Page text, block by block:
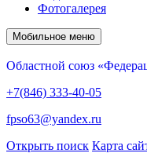
Фотогалерея
Мобильное меню
Областной союз
+7(846) 333-40-05
fpso63@yandex.ru
Открыть поиск Карта